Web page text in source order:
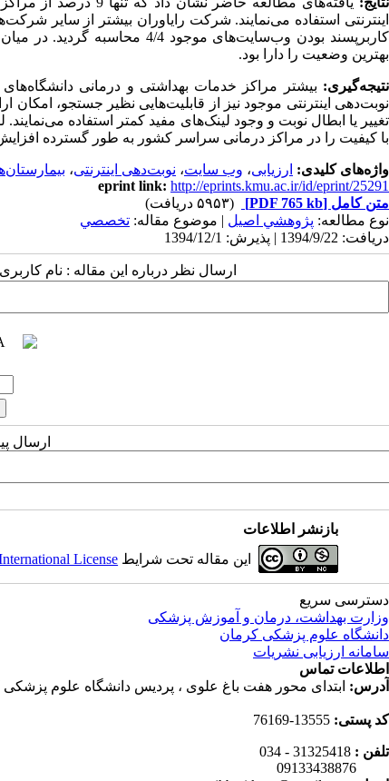
اینترنتی استفاده می‌نمایند. شرکت رایاوران بیشتر از سایر
کاربرپسند بودن وب‌سایت‌های
بهترین وضعیت را دارا بود.
نتیجه‌گیری: بیشتر مراکز خدمات بهداشتی و درمانی دانشگاههای
نوبتدهی اینترنتی موجود نیز از قابلیتهایی نظیر جستجو، امکان
تغییر یا ابطال نوبت و وجود لینکهای مفید کمتر استفاده مینمایند.
با کیفیت را در مراکز درمانی سراسر کشور به طور گسترده
واژه‌های کلیدی: ارزیابی، وب سایت، نوبت‌دهی اینترنتی،
eprint link: http://eprints.kmu.ac.ir/id/eprint/25291
متن کامل [PDF 765 kb]
(۵۹۵۳ دریافت)
نوع مطالعه: پژوهشي اصیل | موضوع مقاله: تخصصي
دریافت: 1394/9/22 | پذیرش: 1394/12/1
ارسال نظر درباره این مقاله : نام
ارسال
بازنشر اطلاعات
این مقاله تحت شرایط License
دسترسی سریع
وزارت بهداشت، درمان و آموزش پزشکی
دانشگاه علوم پزشکی کرمان
سامانه ارزیابی نشریات
اطلاعات تماس
آدرس: ابتدای محور هفت باغ علوی ، پردیس دانشگاه علوم
کد پستی:
تلفن : 31325418 - 034